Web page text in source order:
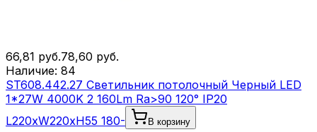
66,81 руб.78,60 руб.
Наличие: 84
ST608.442.27 Светильник потолочный Черный LED
1*27W 4000K 2 160Lm Ra>90 120° IP20
L220xW220xH55 180-
В корзину